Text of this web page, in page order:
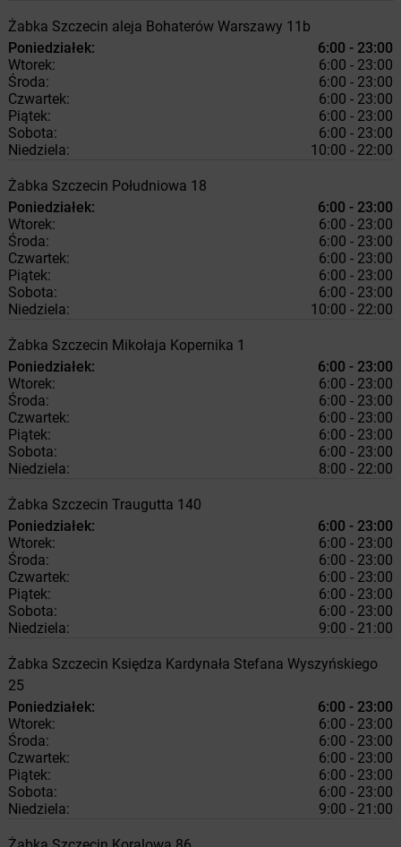
Żabka Szczecin aleja Bohaterów Warszawy 11b
Poniedziałek:
6:00 - 23:00
Wtorek:
6:00 - 23:00
Środa:
6:00 - 23:00
Czwartek:
6:00 - 23:00
Piątek:
6:00 - 23:00
Sobota:
6:00 - 23:00
Niedziela:
10:00 - 22:00
Żabka Szczecin Południowa 18
Poniedziałek:
6:00 - 23:00
Wtorek:
6:00 - 23:00
Środa:
6:00 - 23:00
Czwartek:
6:00 - 23:00
Piątek:
6:00 - 23:00
Sobota:
6:00 - 23:00
Niedziela:
10:00 - 22:00
Żabka Szczecin Mikołaja Kopernika 1
Poniedziałek:
6:00 - 23:00
Wtorek:
6:00 - 23:00
Środa:
6:00 - 23:00
Czwartek:
6:00 - 23:00
Piątek:
6:00 - 23:00
Sobota:
6:00 - 23:00
Niedziela:
8:00 - 22:00
Żabka Szczecin Traugutta 140
Poniedziałek:
6:00 - 23:00
Wtorek:
6:00 - 23:00
Środa:
6:00 - 23:00
Czwartek:
6:00 - 23:00
Piątek:
6:00 - 23:00
Sobota:
6:00 - 23:00
Niedziela:
9:00 - 21:00
Żabka Szczecin Księdza Kardynała Stefana Wyszyńskiego
25
Poniedziałek:
6:00 - 23:00
Wtorek:
6:00 - 23:00
Środa:
6:00 - 23:00
Czwartek:
6:00 - 23:00
Piątek:
6:00 - 23:00
Sobota:
6:00 - 23:00
Niedziela:
9:00 - 21:00